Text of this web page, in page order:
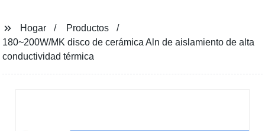
Hogar
Productos
180~200W/MK disco de cerámica Aln de aislamiento de alta
conductividad térmica